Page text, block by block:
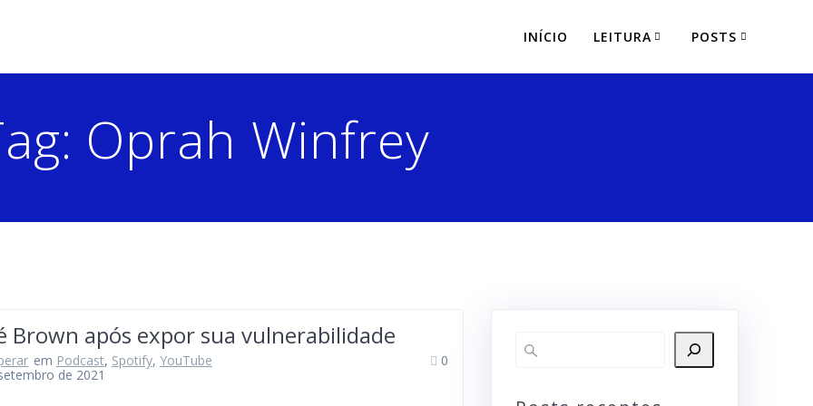
INÍCIO LEITURA POSTS
Oprah Winfrey
Brown após expor sua vulnerabilidade
em Podcast, Spotify, YouTube
de 2021
0